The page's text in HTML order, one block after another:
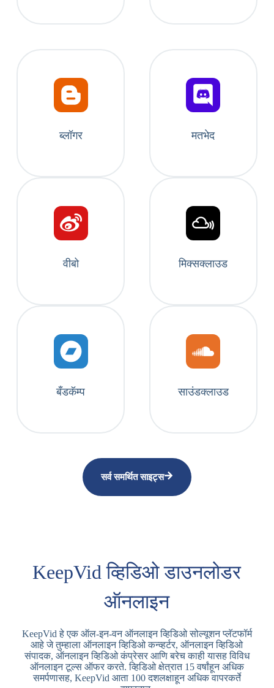
ब्लॉगर मतभेद
वीबो मिक्सक्लाउड
बँडकॅम्प साउंडक्लाउड
सर्व समर्थित साइट्स
KeepVid व्हिडिओ डाउनलोडर
ऑनलाइन
KeepVid हे एक ऑल-इन-वन ऑनलाइन व्हिडिओ सोल्यूशन प्लॅटफॉर्म
आहे जे तुम्हाला ऑनलाइन व्हिडिओ कन्व्हर्टर, ऑनलाइन व्हिडिओ
संपादक, ऑनलाइन व्हिडिओ कंप्रेसर आणि बरेच काही यासह विविध
ऑनलाइन टूल्स ऑफर करते. व्हिडिओ क्षेत्रात 15 वर्षांहून अधिक
समर्पणासह, KeepVid आता 100 दशलक्षाहून अधिक वापरकर्ते